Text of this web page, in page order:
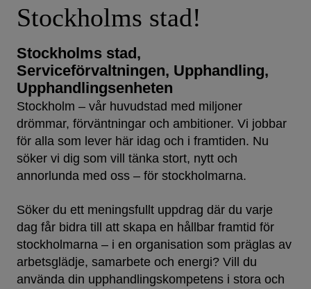
Stockholms stad!
Stockholms stad,
Serviceförvaltningen, Upphandling,
Upphandlingsenheten
Stockholm – vår huvudstad med miljoner
drömmar, förväntningar och ambitioner. Vi jobbar
för alla som lever här idag och i framtiden. Nu
söker vi dig som vill tänka stort, nytt och
annorlunda med oss – för stockholmarna.
Söker du ett meningsfullt uppdrag där du varje
dag får bidra till att skapa en hållbar framtid för
stockholmarna – i en organisation som präglas av
arbetsglädje, samarbete och energi? Vill du
använda din upphandlingskompetens i stora och